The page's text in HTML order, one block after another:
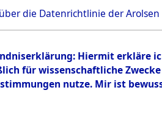
0004
die Datenrichtlinie der Arolsen
Hiermit erkläre
für wissenschaftliche
nutze. Mir ist